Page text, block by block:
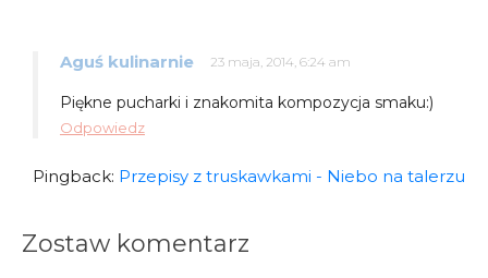
Aguś kulinarnie 23 maja, 2014, 6:24 am
Piękne pucharki i znakomita kompozycja smaku:)
Odpowiedz
Pingback: Przepisy z truskawkami - Niebo na talerzu
Zostaw komentarz